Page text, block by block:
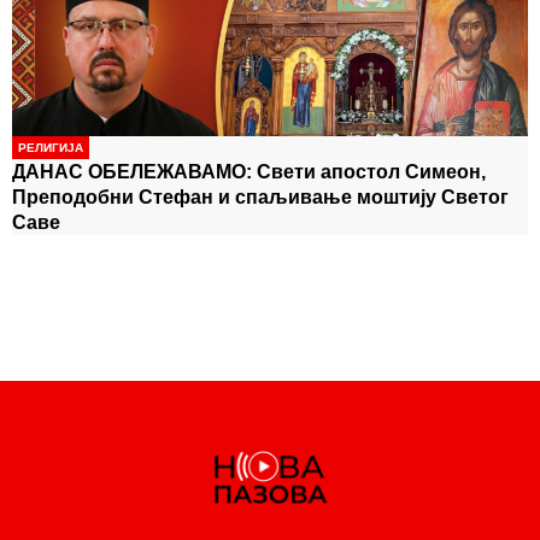
овереном картицом имају право на лечење, без
обзира на рок важења -
РЕЛИГИЈА
ДАНАС ОБЕЛЕЖАВАМО: Свети апостол Симеон,
Преподобни Стефан и спаљивање моштију Светог
Саве